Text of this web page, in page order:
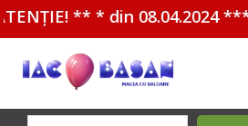
** * din 08.04.2024 ***
содержимому